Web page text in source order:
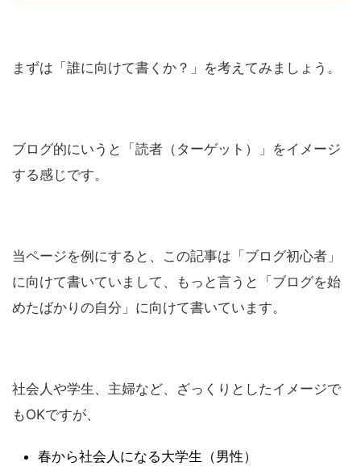
まずは「誰に向けて書くか？」を考えてみましょう。
ブログ的にいうと「読者（ターゲット）」をイメージ
する感じです。
当ページを例にすると、この記事は「ブログ初心者」
に向けて書いていまして、もっと言うと「ブログを始
めたばかりの自分」に向けて書いています。
社会人や学生、主婦など、ざっくりとしたイメージで
もOKですが、
春から社会人になる大学生（男性）